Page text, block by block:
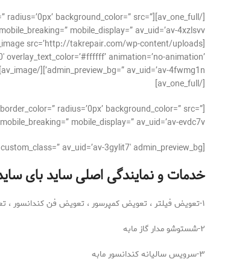
radius=’0px’ background_color=” src=”
mobile_display=” av_uid=’av-4xzlsvv’]
overlay_text_color=’#ffffff’ animation=’no-animation’
admin_preview_bg=” av_uid=’av-4fwmg1n’][/av_image]
[/av_one_full]
radius=’0px’ background_color=” src=”
mobile_display=” av_uid=’av-evdc7v’]
[av_textblock size=’15’ av-medium-font-size=” av-small-font-size=” av-mini-font-size=” font_color=” color=” id=” custom_class=” av_uid=’av-3gylit7′ admin_preview_bg=”]
خدمات و نمایندگی اصلی ساید بای
۱-تعویض فیلتر ، تعویض کمپرسور ، تعویض فن کندانسور ، تعویض فن داخلی ، تعویض دمپر یخساز ، تعویض سنسور ، تعویض برد اینورتر ، تعویض برد الکترونیکی ، تعویض زبانه درب بار یخچال ساید بای ساید مابه
۲-شستوشو مدار گاز مابه
۳-سرویس سالیانه کندانسور مابه